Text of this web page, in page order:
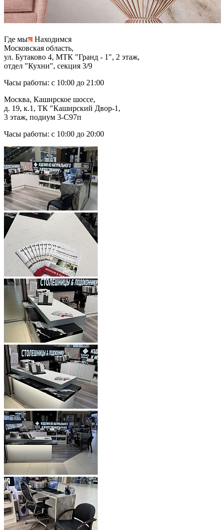
Где мы
Находимся
Московская область,
ул. Бутаково 4, МТК "Гранд - 1", 2 этаж,
отдел "Кухни", секция 3/9
Часы работы: с 10:00 до 21:00
Москва, Каширское шоссе,
д. 19, к.1, ТК "Каширский Двор-1,
3 этаж, подиум 3-С97п
Часы работы: с 10:00 до 20:00